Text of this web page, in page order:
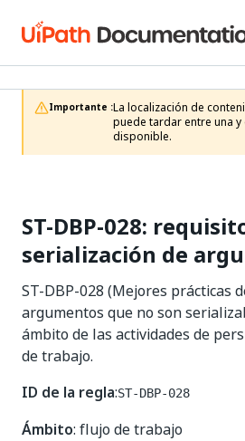
Importante :La localización de
puede tardar entre una
disponible.
ST-DBP-028:
serialización de
ST-DBP-028 (Mejores prácticas
argumentos que no son
ámbito de las actividades de
de trabajo.
ID de la regla:ST-DBP-028
Ámbito: flujo de trabajo